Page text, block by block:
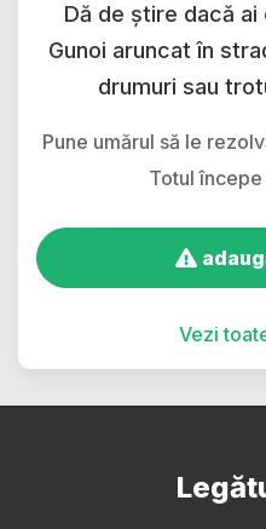
Dă de știre dacă
Gunoi aruncat în
drumuri sau
Pune umărul să le
Totul
Vezi